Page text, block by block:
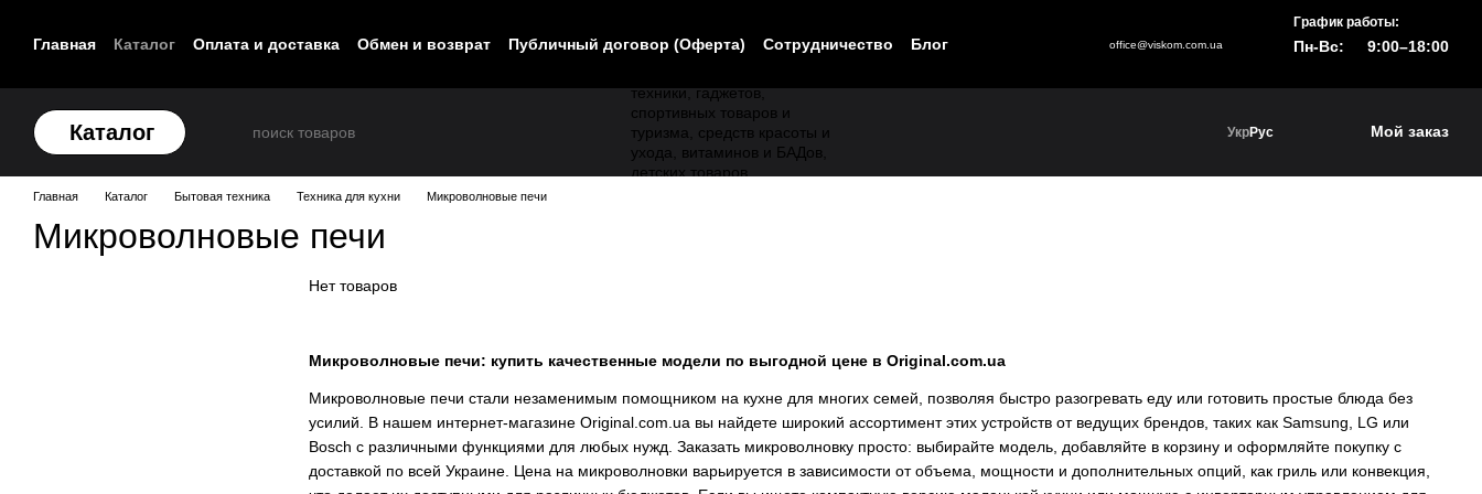
Главная
Каталог Оплата и доставка Обмен и возврат Публичный договор (Оферта) Сотрудничество
Блог
office@viskom.com.ua
График работы:
Пн-Вс: 9:00–18:00
Каталог УкрРус Мой заказ
Главная Каталог Бытовая техника Техника для кухни Микроволновые печи
Микроволновые печи
Микроволновые печи: купить качественные модели по выгодной цене в Original.com.ua
Микроволновые печи стали незаменимым помощником на кухне для многих семей, позволяя быстро разогревать еду или готовить простые блюда без
усилий. В нашем интернет-магазине Original.com.ua вы найдете широкий ассортимент этих устройств от ведущих брендов, таких как Samsung, LG или
Bosch с различными функциями для любых нужд. Заказать микроволновку просто: выбирайте модель, добавляйте в корзину и оформляйте покупку с
доставкой по всей Украине. Цена на микроволновки варьируется в зависимости от объема, мощности и дополнительных опций, как гриль или конвекция,
Нет товаров